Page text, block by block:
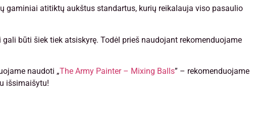
gaminiai atitiktų aukštus standartus, kurių reikalauja viso pasaulio
būti šiek tiek atsiskyrę. Todėl prieš naudojant rekomenduojame
naudoti „The Army Painter – Mixing Balls” – rekomenduojame
išsimaišytu!